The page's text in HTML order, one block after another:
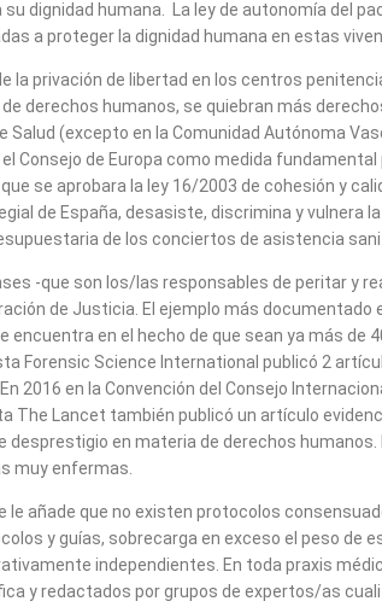
dignidad humana. La ley de autonomía del
a proteger la dignidad humana en estas
privación de libertad en los centros
humanos, se quiebran más
(excepto en la Comunidad Autónoma
Consejo de Europa como medida
se aprobara la ley 16/2003 de cohesión y
de España, desasiste, discrimina y
de los conciertos de asistencia
-que son los/las responsables de peritar y
de Justicia. El ejemplo más
en el hecho de que sean ya más de
Science International publicó 2
2016 en la Convención del Consejo
The Lancet también publicó un artículo
en materia de derechos
muy enfermas.
añade que no existen protocolos
y guías, sobrecarga en exceso el peso
independientes. En toda praxis
y redactados por grupos de expertos/as